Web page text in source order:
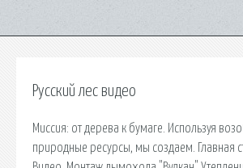
Русский лес видео
Миссия: от дерева к бумаге. Используя
природные ресурсы, мы создаем. Главная